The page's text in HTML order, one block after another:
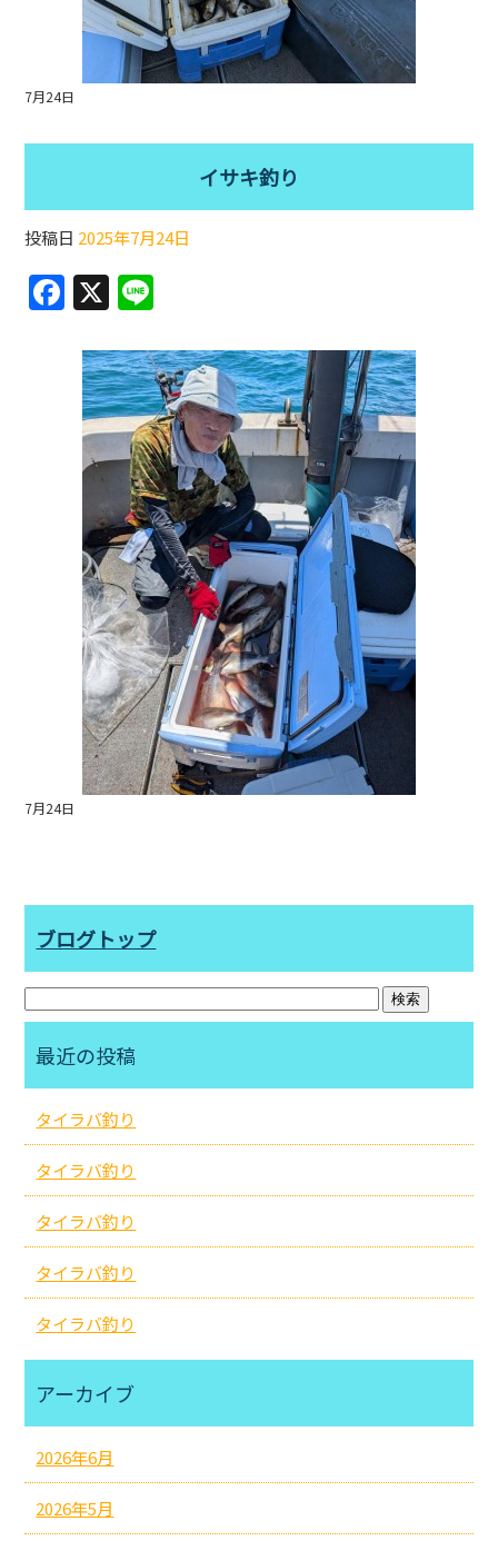
7月24日
イサキ釣り
投稿日 2025年7月24日
F
a
c
e
b
o
k
X
e
7月24日
ブログトップ
最近の投稿
タイラバ釣り
タイラバ釣り
タイラバ釣り
タイラバ釣り
タイラバ釣り
アーカイブ
2026年6月
2026年5月